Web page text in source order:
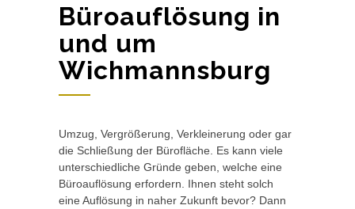
Büroauflösung in
und um
Wichmannsburg
Umzug, Vergrößerung, Verkleinerung oder gar
die Schließung der Bürofläche. Es kann viele
unterschiedliche Gründe geben, welche eine
Büroauflösung erfordern. Ihnen steht solch
eine Auflösung in naher Zukunft bevor? Dann